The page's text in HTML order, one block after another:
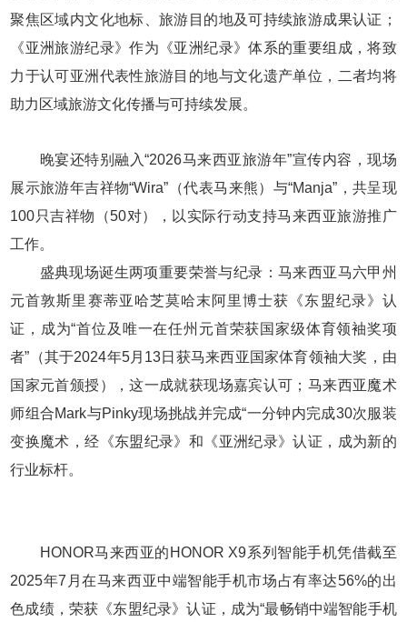
聚焦区域内文化地标、旅游目的地及可持续旅游成果认证；
《亚洲旅游纪录》作为《亚洲纪录》体系的重要组成，将致
力于认可亚洲代表性旅游目的地与文化遗产单位，二者均将
助力区域旅游文化传播与可持续发展。
晚宴还特别融入“2026马来西亚旅游年”宣传内容，现场
展示旅游年吉祥物“Wira”（代表马来熊）与“Manja”，共呈现
100只吉祥物（50对），以实际行动支持马来西亚旅游推广
工作。
盛典现场诞生两项重要荣誉与纪录：马来西亚马六甲州
元首敦斯里赛蒂亚哈芝莫哈末阿里博士获《东盟纪录》认
证，成为“首位及唯一在任州元首荣获国家级体育领袖奖项
者”（其于2024年5月13日获马来西亚国家体育领袖大奖，由
国家元首颁授），这一成就获现场嘉宾认可；马来西亚魔术
师组合Mark与Pinky现场挑战并完成“一分钟内完成30次服装
变换魔术，经《东盟纪录》和《亚洲纪录》认证，成为新的
行业标杆。
HONOR马来西亚的HONOR X9系列智能手机凭借截至
2025年7月在马来西亚中端智能手机市场占有率达56%的出
色成绩，荣获《东盟纪录》认证，成为“最畅销中端智能手机